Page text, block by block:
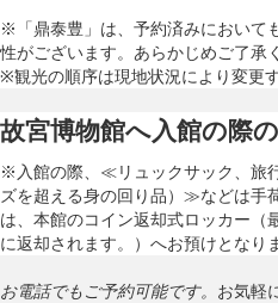
※「鼎泰豊」は、予約済みにおいて
性がございます。あらかじめご了承
※観光の順序は現地状況により変更
故宮博物館へ入館の際
※入館の際、≪リュックサック、旅
ズを超える身の回り品）≫などは手
は、本館のコイン返却式ロッカー（
に返却されます。）へお預けとなり
お電話でもご予約可能です。 お気軽